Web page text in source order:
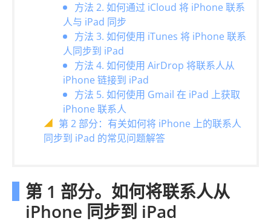
方法 2. 如何通过 iCloud 将 iPhone 联系
人与 iPad 同步
方法 3. 如何使用 iTunes 将 iPhone 联系
人同步到 iPad
方法 4. 如何使用 AirDrop 将联系人从
iPhone 链接到 iPad
方法 5. 如何使用 Gmail 在 iPad 上获取
iPhone 联系人
第 2 部分：有关如何将 iPhone 上的联系人
同步到 iPad 的常见问题解答
第 1 部分。如何将联系人从
iPhone 同步到 iPad